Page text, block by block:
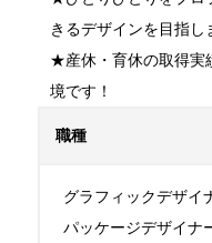
きるデザインを目指し
★産休・育休の取得実
境です！
職種
グラフィックデザイ
パッケージデザイナ